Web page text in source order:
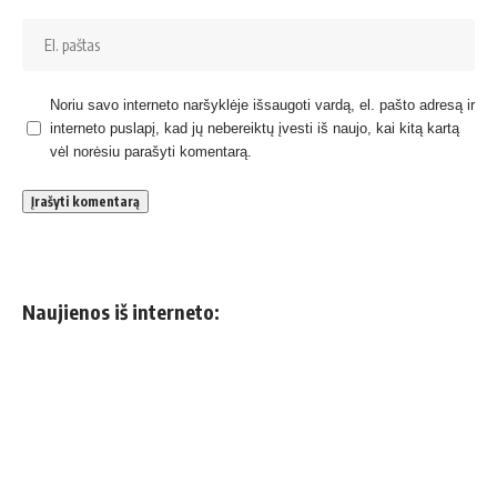
Noriu savo interneto naršyklėje išsaugoti vardą, el. pašto adresą ir
interneto puslapį, kad jų nebereiktų įvesti iš naujo, kai kitą kartą
vėl norėsiu parašyti komentarą.
Naujienos iš interneto: